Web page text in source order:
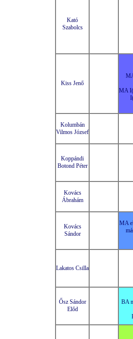
Kató
Szabolcs
Kiss Jenő
MA
Kolumbán
Vilmos József
Koppándi
Botond Péter
Kovács
Ábrahám
Kovács
Sándor
MA
Lakatos Csilla
Ősz Sándor
Előd
BA